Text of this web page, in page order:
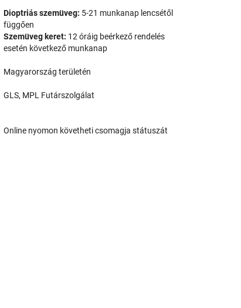
Dioptriás szemüveg: 5-21 munkanap lencsétől
függően
Szemüveg keret: 12 óráig beérkező rendelés
esetén következő munkanap
Magyarország területén
GLS, MPL Futárszolgálat
Online nyomon követheti csomagja státuszát